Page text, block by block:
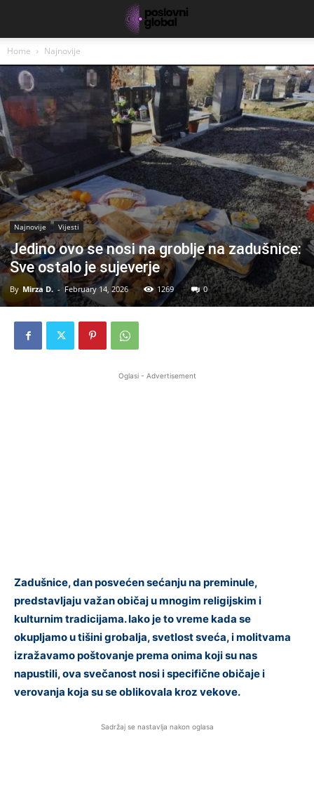
Home Najnovije
Najnovije Vijesti
Jedino ovo se nosi na groblje na zadušnice:
Sve ostalo je sujeverje
By Mirza D. - February 14, 2026 1269 0
Oglasi - Advertisement
Zadušnice, dan posvećen sećanju na preminule,
predstavljaju važan običaj u mnogim religijskim i
kulturnim tradicijama. Iako je to vreme kada se
okupljamo u tišini grobalja, svetlost sveća, i molitvama
izražavamo poštovanje prema onima koji su nas
napustili, ova svečanost nosi i specifične običaje i
verovanja koja su se oblikovala kroz vekove.
Sadržaj se nastavlja nakon oglasa